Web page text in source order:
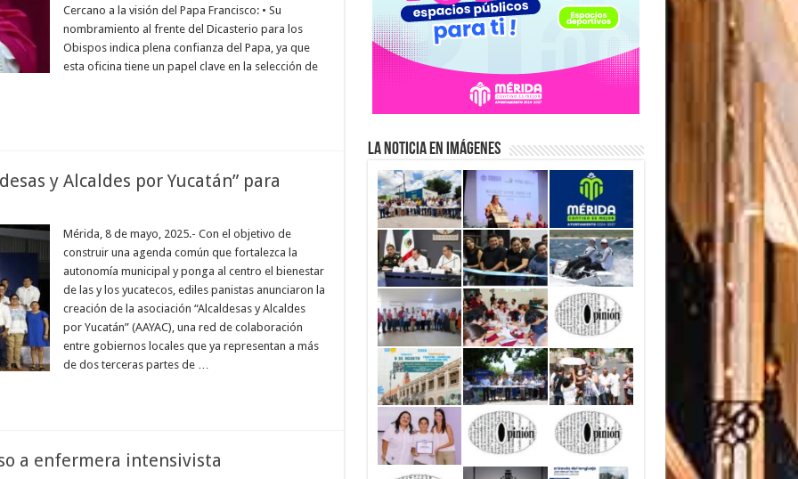
Cercano a la visión del Papa Francisco: • Su
nombramiento al frente del Dicasterio para los
Obispos indica plena confianza del Papa, ya que
esta oficina tiene un papel clave en la selección de
y Alcaldes por Yucatán” para
Mérida, 8 de mayo, 2025.- Con el objetivo de
construir una agenda común que fortalezca la
autonomía municipal y ponga al centro el bienestar
de las y los yucatecos, ediles panistas anunciaron la
creación de la asociación “Alcaldesas y Alcaldes
por Yucatán” (AAYAC), una red de colaboración
entre gobiernos locales que ya representan a más
de dos terceras partes de …
a enfermera intensivista
La Noticia en Imágenes